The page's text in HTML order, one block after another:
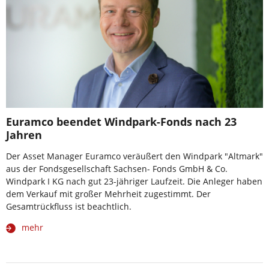
Euramco beendet Windpark-Fonds nach 23
Jahren
Der Asset Manager Euramco veräußert den Windpark "Altmark"
aus der Fondsgesellschaft Sachsen- Fonds GmbH & Co.
Windpark I KG nach gut 23-jähriger Laufzeit. Die Anleger haben
dem Verkauf mit großer Mehrheit zugestimmt. Der
Gesamtrückfluss ist beachtlich.
mehr